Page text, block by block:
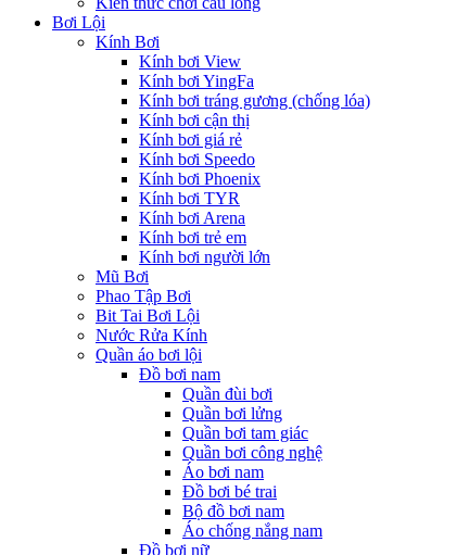
Bơi Lội
Kính Bơi
Kính bơi View
Kính bơi YingFa
Kính bơi tráng gương (chống lóa)
Kính bơi cận thị
Kính bơi giá rẻ
Kính bơi Speedo
Kính bơi Phoenix
Kính bơi TYR
Kính bơi Arena
Kính bơi trẻ em
Kính bơi người lớn
Mũ Bơi
Phao Tập Bơi
Bit Tai Bơi Lội
Nước Rửa Kính
Quần áo bơi lội
Đồ bơi nam
Quần đùi bơi
Quần bơi lửng
Quần bơi tam giác
Quần bơi công nghệ
Áo bơi nam
Đồ bơi bé trai
Bộ đồ bơi nam
Áo chống nắng nam
Đồ bơi nữ